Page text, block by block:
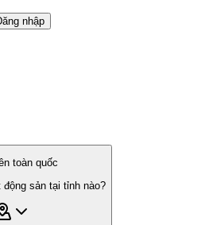
nhập
toàn quốc
sản tại tỉnh nào?